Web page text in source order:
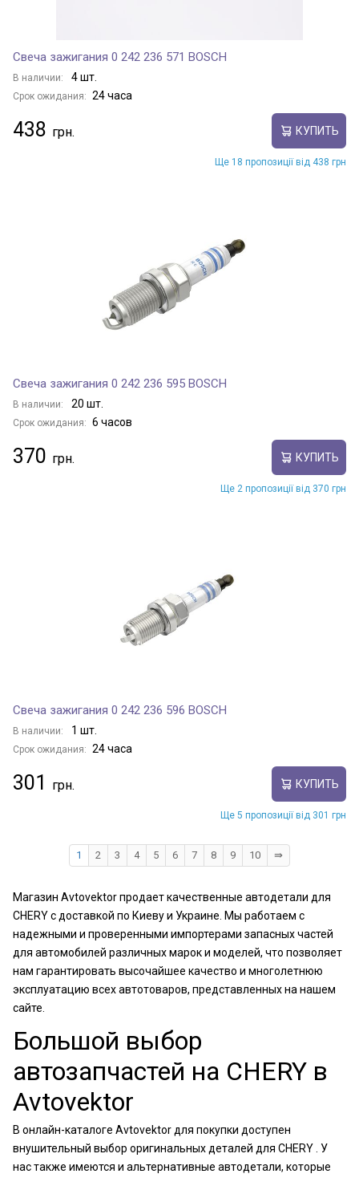
Свеча зажигания 0 242 236 571 BOSCH
В наличии: 4 шт.
Срок ожидания: 24 часа
438 КУПИТЬ
Ще 18 пропозиції від 438 грн
Свеча зажигания 0 242 236 595 BOSCH
В наличии: 20 шт.
Срок ожидания: 6 часов
370 КУПИТЬ
Ще 2 пропозиції від 370 грн
Свеча зажигания 0 242 236 596 BOSCH
В наличии: 1 шт.
Срок ожидания: 24 часа
301 КУПИТЬ
Ще 5 пропозиції від 301 грн
1 2 3 4 5 6 7 8 9 10 ⇛
Магазин Avtovektor продает качественные автодетали для
CHERY с доставкой по Киеву и Украине. Мы работаем с
надежными и проверенными импортерами запасных частей
для автомобилей различных марок и моделей, что позволяет
нам гарантировать высочайшее качество и многолетнюю
эксплуатацию всех автотоваров, представленных на нашем
сайте.
Большой выбор
автозапчастей на CHERY в
Avtovektor
В онлайн-каталоге Avtovektor для покупки доступен
внушительный выбор оригинальных деталей для CHERY . У
нас также имеются и альтернативные автодетали, которые